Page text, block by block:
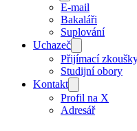
E-mail
Bakaláři
Suplování
Uchazeč
Přijímací
Studijní obory
Kontakt
Profil na X
Adresář